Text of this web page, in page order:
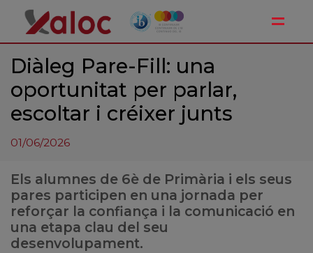
Diàleg Pare-Fill: una
oportunitat per parlar,
escoltar i créixer junts
01/06/2026
Els alumnes de 6è de Primària i els seus
pares participen en una jornada per
reforçar la confiança i la comunicació en
una etapa clau del seu
desenvolupament.